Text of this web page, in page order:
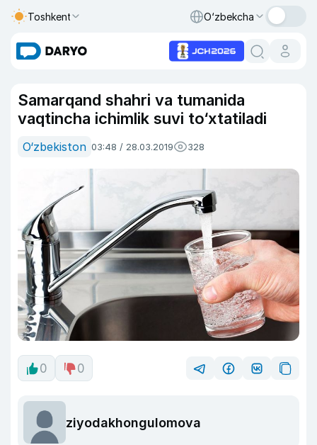
Toshkent O‘zbekcha
Samarqand shahri va tumanida
vaqtincha ichimlik suvi to‘xtatiladi
O‘zbekiston 03:48 / 28.03.2019 328
0 0
ziyodakhongulomova